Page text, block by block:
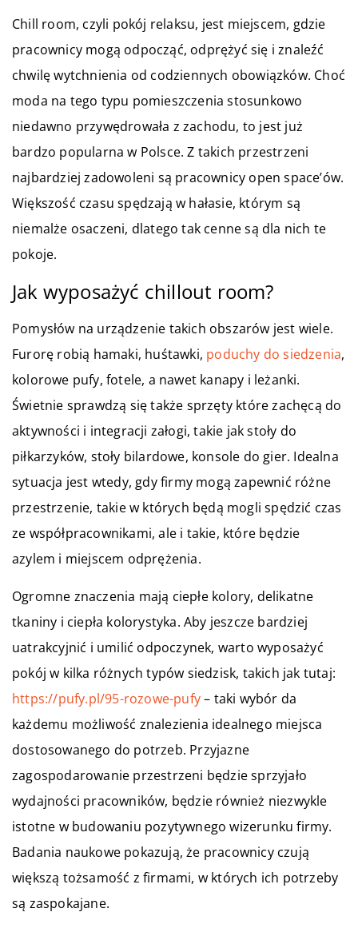
Chill room, czyli pokój relaksu, jest miejscem, gdzie
pracownicy mogą odpocząć, odprężyć się i znaleźć
chwilę wytchnienia od codziennych obowiązków. Choć
moda na tego typu pomieszczenia stosunkowo
niedawno przywędrowała z zachodu, to jest już
bardzo popularna w Polsce. Z takich przestrzeni
najbardziej zadowoleni są pracownicy open space’ów.
Większość czasu spędzają w hałasie, którym są
niemalże osaczeni, dlatego tak cenne są dla nich te
pokoje.
Jak wyposażyć chillout room?
Pomysłów na urządzenie takich obszarów jest wiele.
Furorę robią hamaki, huśtawki, poduchy do siedzenia,
kolorowe pufy, fotele, a nawet kanapy i leżanki.
Świetnie sprawdzą się także sprzęty które zachęcą do
aktywności i integracji załogi, takie jak stoły do
piłkarzyków, stoły bilardowe, konsole do gier. Idealna
sytuacja jest wtedy, gdy firmy mogą zapewnić różne
przestrzenie, takie w których będą mogli spędzić czas
ze współpracownikami, ale i takie, które będzie
azylem i miejscem odprężenia.
Ogromne znaczenia mają ciepłe kolory, delikatne
tkaniny i ciepła kolorystyka. Aby jeszcze bardziej
uatrakcyjnić i umilić odpoczynek, warto wyposażyć
pokój w kilka różnych typów siedzisk, takich jak tutaj:
https://pufy.pl/95-rozowe-pufy– taki wybór da
każdemu możliwość znalezienia idealnego miejsca
dostosowanego do potrzeb. Przyjazne
zagospodarowanie przestrzeni będzie sprzyjało
wydajności pracowników, będzie również niezwykle
istotne w budowaniu pozytywnego wizerunku firmy.
Badania naukowe pokazują, że pracownicy czują
większą tożsamość z firmami, w których ich potrzeby
są zaspokajane.